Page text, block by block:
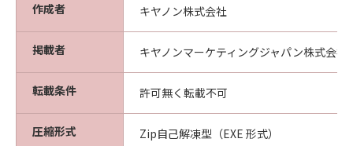
作成者 キヤノン株式会社
掲載者 キヤノンマーケティングジャパン株式会社
転載条件 許可無く転載不可
圧縮形式 Zip自己解凍型（EXE 形式）